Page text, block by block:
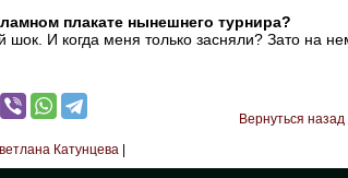
плакате нынешнего турнира?
шок. И когда меня только засняли? Зато на
Вернуться назад
Катунцева